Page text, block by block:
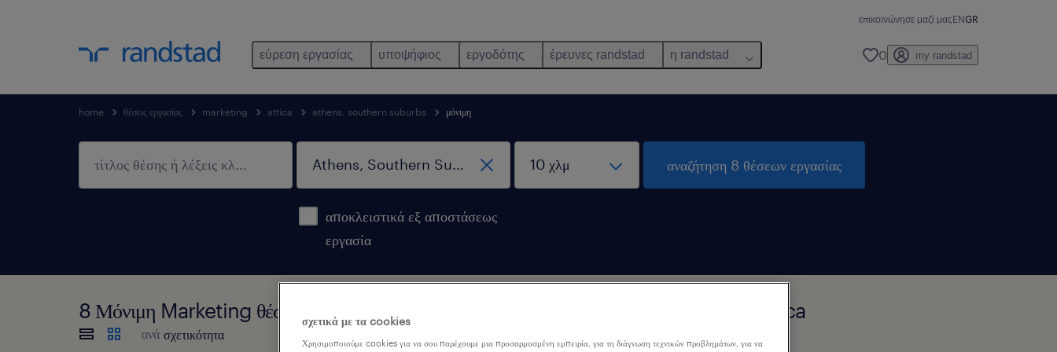
επικοινώνησε μαζί μαςENGR
εύρεση εργασίας υποψήφιος εργοδότης έρευνες randstad η randstad 0 my randstad
home θέσεις εργασίας marketing attica athens, southern suburbs μόνιμη
αποκλειστικά εξ αποστάσεως
εργασία
αναζήτηση 8 θέσεων εργασίας
8 Μόνιμη Marketing θέσεις εργασίας βρέθηκαν στην Athens, Southern Suburbs, Attica
ανά
σχετικά με τα cookies
Χρησιμοποιούμε cookies για να σου παρέχουμε μια προσαρμοσμένη εμπειρία, για τη διάγνωση τεχνικών προβλημάτων, για να